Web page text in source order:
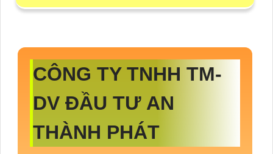
CÔNG TY TNHH TM-
DV ĐẦU TƯ AN
THÀNH PHÁT